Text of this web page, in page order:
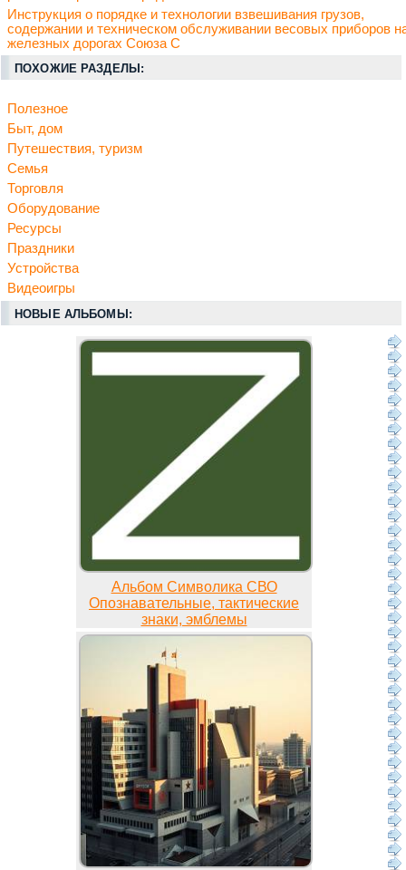
Инструкция о порядке и технологии взвешивания грузов,
содержании и техническом обслуживании весовых приборов
железных дорогах Союза С
ПОХОЖИЕ РАЗДЕЛЫ:
Полезное
Быт, дом
Путешествия, туризм
Семья
Торговля
Оборудование
Ресурсы
Праздники
Устройства
Видеоигры
НОВЫЕ АЛЬБОМЫ:
Альбом Символика СВО
Опознавательные, тактические
знаки, эмблемы